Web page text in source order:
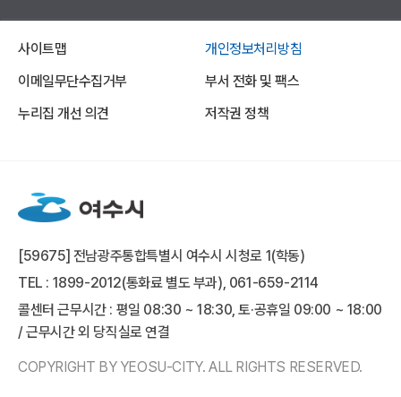
사이트맵
개인정보처리방침
이메일무단수집거부
부서 전화 및 팩스
누리집 개선 의견
저작권 정책
[59675] 전남광주통합특별시 여수시 시청로 1(학동)
TEL : 1899-2012(통화료 별도 부과), 061-659-2114
콜센터 근무시간 : 평일 08:30 ~ 18:30, 토·공휴일 09:00 ~ 18:00
/ 근무시간 외 당직실로 연결
COPYRIGHT BY YEOSU-CITY. ALL RIGHTS RESERVED.